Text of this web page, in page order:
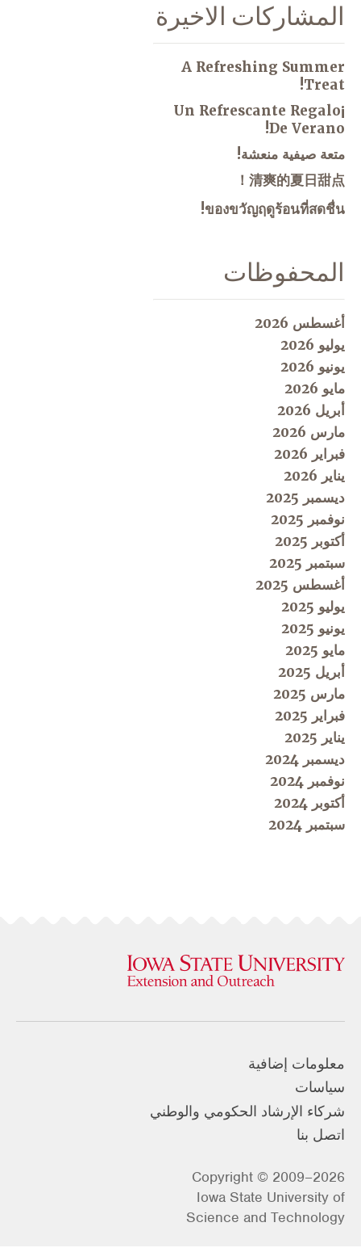
المشاركات الاخيرة
A Refreshing Summer
Treat!
¡Un Refrescante Regalo
De Verano!
متعة صيفية منعشة!
清爽的夏日甜点！
ของขวัญฤดูร้อนที่สดชื่น!
المحفوظات
أغسطس 2026
يوليو 2026
يونيو 2026
مايو 2026
أبريل 2026
مارس 2026
فبراير 2026
يناير 2026
ديسمبر 2025
نوفمبر 2025
أكتوبر 2025
سبتمبر 2025
أغسطس 2025
يوليو 2025
يونيو 2025
مايو 2025
أبريل 2025
مارس 2025
فبراير 2025
يناير 2025
ديسمبر 2024
نوفمبر 2024
أكتوبر 2024
سبتمبر 2024
معلومات إضافية
سياسات
شركاء الإرشاد الحكومي والوطني
اتصل بنا
Copyright © 2009–2026
Iowa State University of
Science and Technology